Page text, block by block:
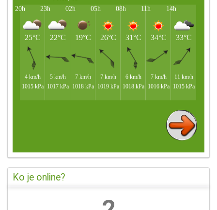
Ko je online?